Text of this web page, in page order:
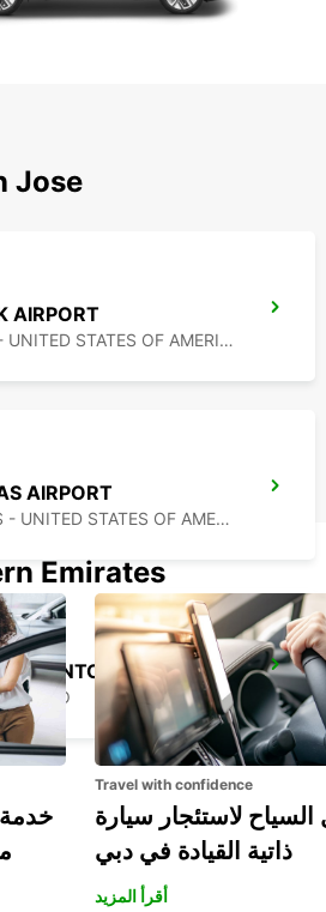
Jose
AIRPORT
BURBANK - UNITED STATES OF AMERICA
AIRPORT
LAS VEGAS - UNITED STATES OF AMERICA
DOWNTOWN
Emirates
خدمة
Travel with confidence
السياح لاستئجار سيارة
ذاتية القيادة في دبي
أقرأ المزيد